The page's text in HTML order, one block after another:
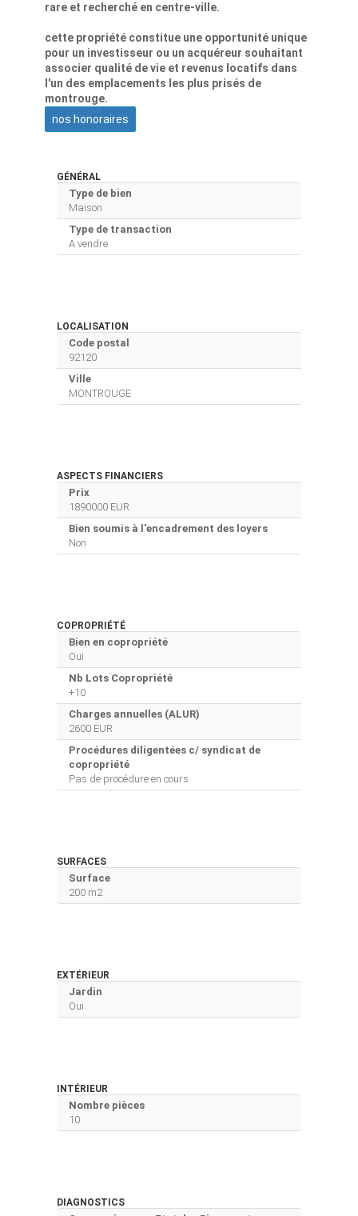
rare et recherché en centre-ville.
cette propriété constitue une opportunité unique
pour un investisseur ou un acquéreur souhaitant
associer qualité de vie et revenus locatifs dans
l'un des emplacements les plus prisés de
montrouge.
nos honoraires
GÉNÉRAL
Type de bien
Maison
Type de transaction
A vendre
LOCALISATION
Code postal
92120
Ville
MONTROUGE
ASPECTS FINANCIERS
Prix
1890000 EUR
Bien soumis à l'encadrement des loyers
Non
COPROPRIÉTÉ
Bien en copropriété
Oui
Nb Lots Copropriété
+10
Charges annuelles (ALUR)
2600 EUR
Procédures diligentées c/ syndicat de
copropriété
Pas de procédure en cours
SURFACES
Surface
200 m2
EXTÉRIEUR
Jardin
Oui
INTÉRIEUR
Nombre pièces
10
DIAGNOSTICS